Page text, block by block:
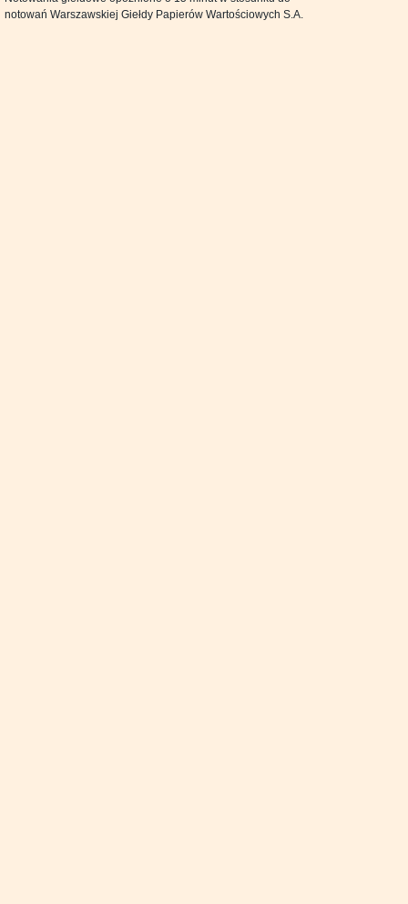
notowań Warszawskiej Giełdy Papierów Wartościowych S.A.